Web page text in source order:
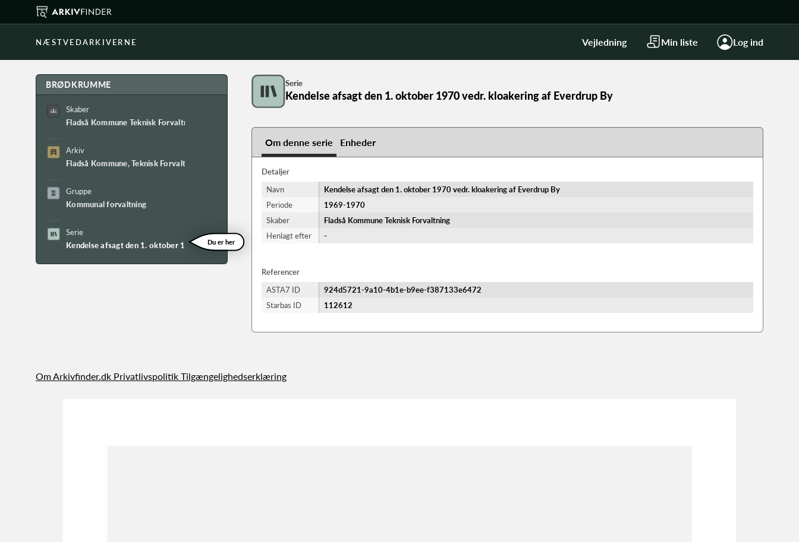
NÆSTVEDARKIVERNE Vejledning Min liste Log ind
BRØDKRUMME
Skaber
Fladså Kommune Teknisk Forvaltning
Arkiv
Fladså Kommune, Teknisk Forvaltnings arkiv
Gruppe
Kommunal forvaltning
Serie
Kendelse afsagt den 1. oktober 1970 vedr. kloakering af Everdrup By
Du er her
Serie
Kendelse afsagt den 1. oktober 1970 vedr. kloakering af Everdrup By
Om denne serie Enheder
Detaljer
Navn
Kendelse afsagt den 1. oktober 1970 vedr. kloakering af Everdrup By
Periode
1969-​1970
Skaber
Fladså Kommune Teknisk Forvaltning
Henlagt efter
-
Referencer
ASTA7 ID
924d5721-9a10-4b1e-b9ee-f387133e6472
Starbas ID
112612
Om Arkivfinder.dk Privatlivspolitik Tilgængelighedserklæring